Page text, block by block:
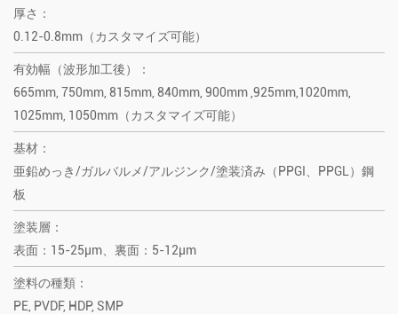
厚さ：
0.12-0.8mm（カスタマイズ可能）
有効幅（波形加工後）：
665mm, 750mm, 815mm, 840mm, 900mm ,925mm,1020mm,
1025mm, 1050mm（カスタマイズ可能）
基材：
亜鉛めっき/ガルバルメ/アルジンク/塗装済み（PPGI、PPGL）鋼
板
塗装層：
表面：15-25μm、裏面：5-12μm
塗料の種類：
PE, PVDF, HDP, SMP